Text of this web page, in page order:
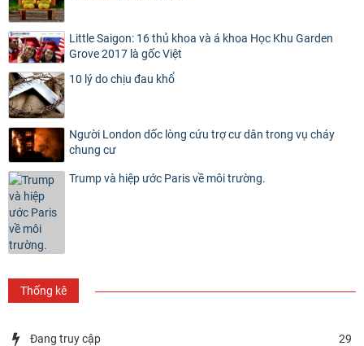
Little Saigon: 16 thủ khoa và á khoa Học Khu Garden
Grove 2017 là gốc Việt
10 lý do chịu đau khổ
Người London dốc lòng cứu trợ cư dân trong vụ cháy
chung cư
Trump và hiệp ước Paris về môi trường.
Thống kê
Đang truy cập 29